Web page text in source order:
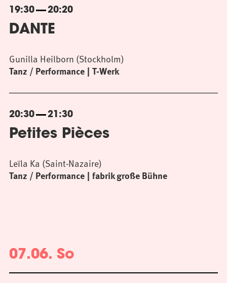
19:30 20:20
DANTE
Tanz / Performance T-Werk
Gunilla Heilborn (Stockholm)
20:30 21:30
Petites Pièces
Tanz / Performance fabrik große Bühne
Leïla Ka (Saint-Nazaire)
07.06. So